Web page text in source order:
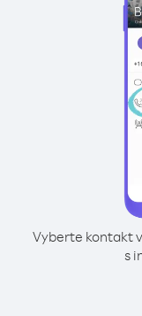
Vyberte kontakt
s